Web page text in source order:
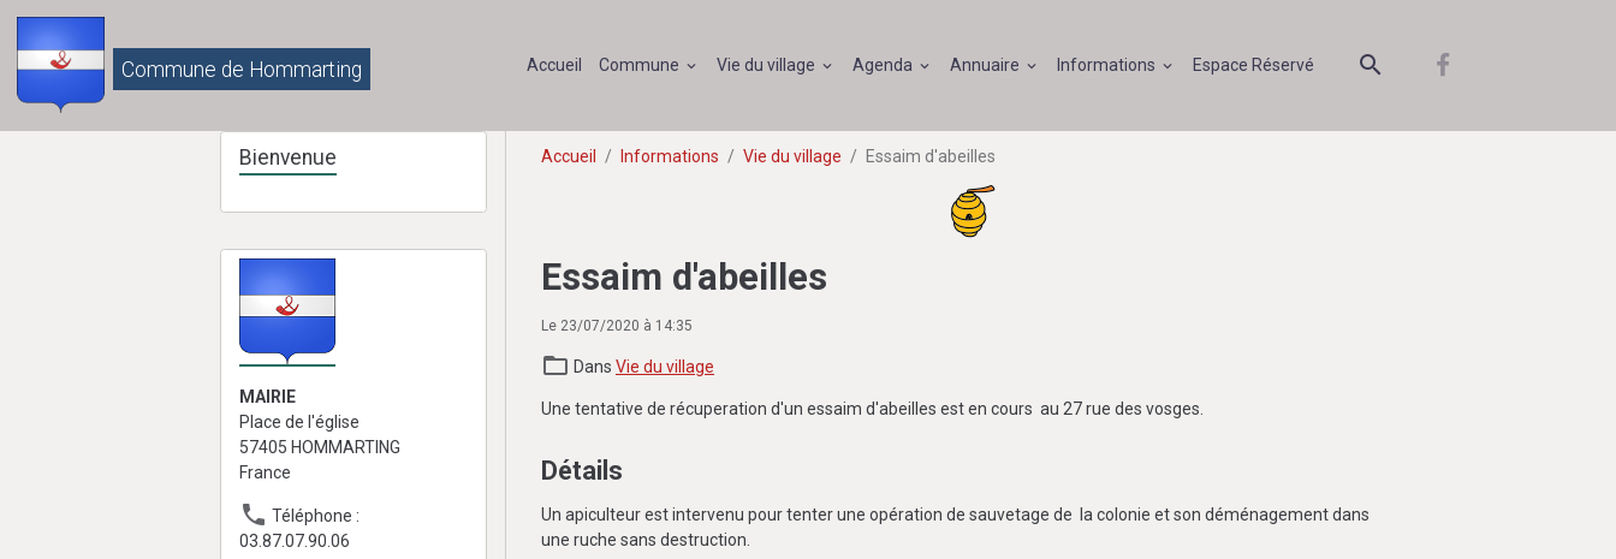
Commune de Hommarting Accueil Commune Vie du village Agenda Annuaire Informations Espace Réservé
Accueil Informations Vie du village Essaim d'abeilles
Essaim d'abeilles
Le 23/07/2020 à 14:35
Dans Vie du village
Une tentative de récuperation d'un essaim d'abeilles est en cours au 27 rue des vosges.
Détails
Un apiculteur est intervenu pour tenter une opération de sauvetage de la colonie et son déménagement dans
une ruche sans destruction.
Bienvenue
MAIRIE
Place de l'église
57405 HOMMARTING
France
Téléphone :
03.87.07.90.06